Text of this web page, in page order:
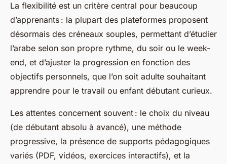
La flexibilité est un critère central pour beaucoup
d’apprenants : la plupart des plateformes proposent
désormais des créneaux souples, permettant d’étudier
l’arabe selon son propre rythme, du soir ou le week-
end, et d’ajuster la progression en fonction des
objectifs personnels, que l’on soit adulte souhaitant
apprendre pour le travail ou enfant débutant curieux.
Les attentes concernent souvent : le choix du niveau
(de débutant absolu à avancé), une méthode
progressive, la présence de supports pédagogiques
variés (PDF, vidéos, exercices interactifs), et la